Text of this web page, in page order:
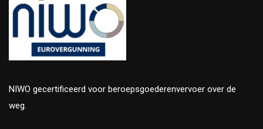
NIWO gecertificeerd voor beroepsgoederenvervoer over de
weg.